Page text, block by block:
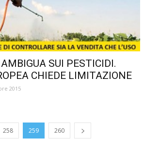
SUI PESTICIDI.
CHIEDE LIMITAZIONE
2015
258 259 260